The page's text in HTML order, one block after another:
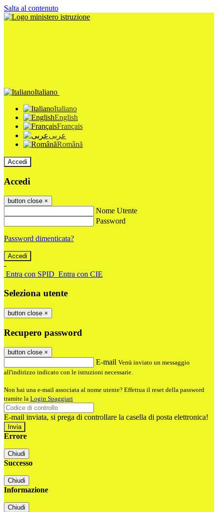
Salta al contenuto
Italiano
Italiano
English
Français
عربى
Română
Accedi
Accedi
button close ×
Nome Utente
Password
Password dimenticata?
-
Entra con SPID Entra con CIE
Seleziona utente
button close ×
Recupero password
button close ×
E-mail Verrà inviato un messaggio
all'indirizzo indicato con le istruzioni necessarie.
Non hai una e-mail associata al nome utente? Effettua il reset della password
tramite la Login Spaggiari
E-mail inviata, si prega di controllare la casella di posta elettronica!
Errore
Chiudi
Successo
Chiudi
Informazione
Chiudi